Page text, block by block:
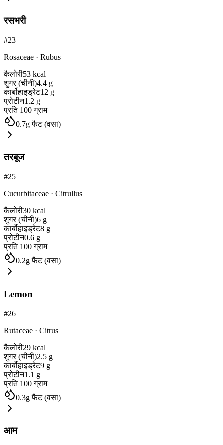
रसभरी
#23
Rosaceae · Rubus
कैलोरी53 kcal
शुगर (चीनी)4.4 g
कार्बोहाइड्रेट12 g
प्रोटीन1.2 g
प्रति 100 ग्राम
0.7gफैट (वसा)
तरबूज
#25
Cucurbitaceae · Citrullus
कैलोरी30 kcal
शुगर (चीनी)6 g
कार्बोहाइड्रेट8 g
प्रोटीन0.6 g
प्रति 100 ग्राम
0.2gफैट (वसा)
Lemon
#26
Rutaceae · Citrus
कैलोरी29 kcal
शुगर (चीनी)2.5 g
कार्बोहाइड्रेट9 g
प्रोटीन1.1 g
प्रति 100 ग्राम
0.3gफैट (वसा)
आम